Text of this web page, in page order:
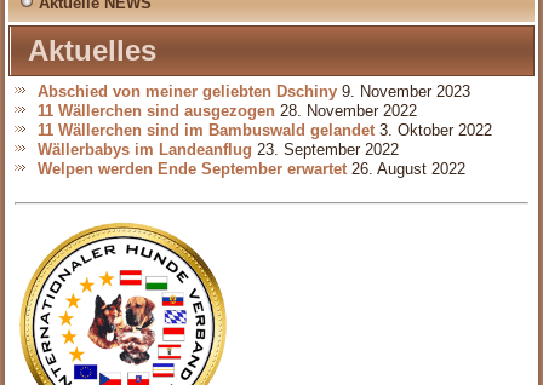
Aktuelles
Abschied von meiner geliebten Dschiny 9. November 2023
11 Wällerchen sind ausgezogen 28. November 2022
11 Wällerchen sind im Bambuswald gelandet 3. Oktober 2022
Wällerbabys im Landeanflug 23. September 2022
Welpen werden Ende September erwartet 26. August 2022